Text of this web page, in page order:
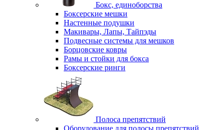
Бокс, единоборства
Боксерские мешки
Настенные подушки
Макивары, Лапы, Тайпэды
Подвесные системы для мешков
Борцовские ковры
Рамы и стойки для бокса
Боксерские ринги
Полоса препятствий
Оборудование для полосы препятствий